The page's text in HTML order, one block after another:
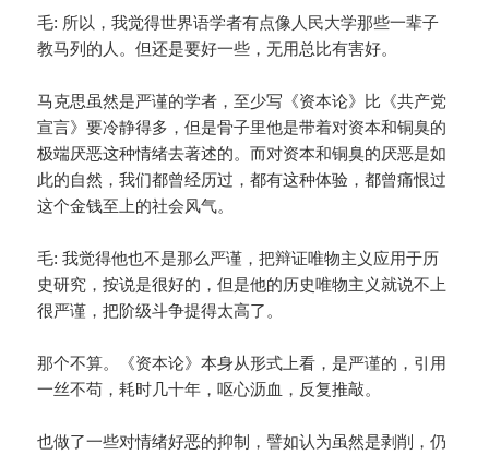
毛: 所以，我觉得世界语学者有点像人民大学那些一辈子
教马列的人。但还是要好一些，无用总比有害好。
马克思虽然是严谨的学者，至少写《资本论》比《共产党
宣言》要冷静得多，但是骨子里他是带着对资本和铜臭的
极端厌恶这种情绪去著述的。而对资本和铜臭的厌恶是如
此的自然，我们都曾经历过，都有这种体验，都曾痛恨过
这个金钱至上的社会风气。
毛: 我觉得他也不是那么严谨，把辩证唯物主义应用于历
史研究，按说是很好的，但是他的历史唯物主义就说不上
很严谨，把阶级斗争提得太高了。
那个不算。《资本论》本身从形式上看，是严谨的，引用
一丝不苟，耗时几十年，呕心沥血，反复推敲。
也做了一些对情绪好恶的抑制，譬如认为虽然是剥削，仍